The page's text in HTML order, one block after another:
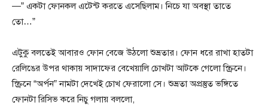
—” একটা ফোনকল এটেন্ট করতে এসেছিলাম। নিচে যা অবস্থা তাতে
তো…”
এটুকু বলতেই আবারও ফোন বেজে উঠলো শুভ্রতার। ফোন ধরে রাখা হাতটা
রেলিঙের উপর থাকায় সাদাফের বেখেয়ালি চোখটা আটকে গেলো স্ক্রিনে।
স্ক্রিনে “অর্পন” নামটা দেখেই চোখ ফেরালো সে। শুভ্রতা অপ্রস্তুত ভঙ্গিতে
ফোনটা রিসিভ করে নিচু গলায় বললো,